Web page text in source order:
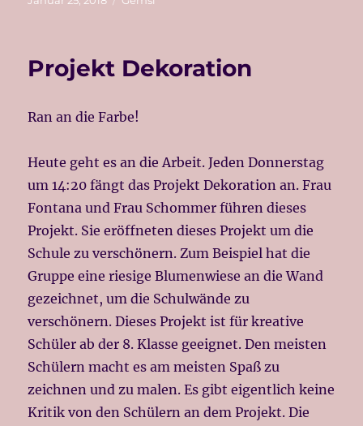
Projekt Dekoration
Ran an die Farbe!
Heute geht es an die Arbeit. Jeden Donnerstag
um 14:20 fängt das Projekt Dekoration an. Frau
Fontana und Frau Schommer führen dieses
Projekt. Sie eröffneten dieses Projekt um die
Schule zu verschönern. Zum Beispiel hat die
Gruppe eine riesige Blumenwiese an die Wand
gezeichnet, um die Schulwände zu
verschönern. Dieses Projekt ist für kreative
Schüler ab der 8. Klasse geeignet. Den meisten
Schülern macht es am meisten Spaß zu
zeichnen und zu malen. Es gibt eigentlich keine
Kritik von den Schülern an dem Projekt. Die